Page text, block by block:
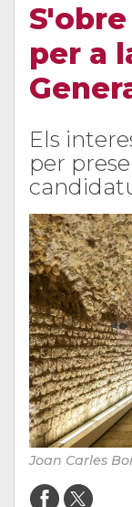
per a
Els
per
Joan Carles